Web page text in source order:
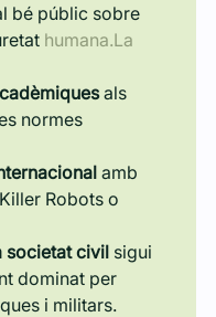
bé públic sobre
humana.La
als
normes
amb
Robots o
societat civil sigui
dominat per
i militars.